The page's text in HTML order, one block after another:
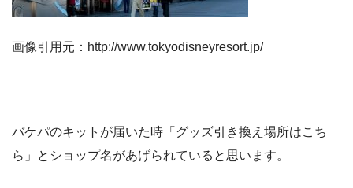
画像引用元：http://www.tokyodisneyresort.jp/
バケパのキットが届いた時「グッズ引き換え場所はこち
ら」とショップ名があげられていると思います。